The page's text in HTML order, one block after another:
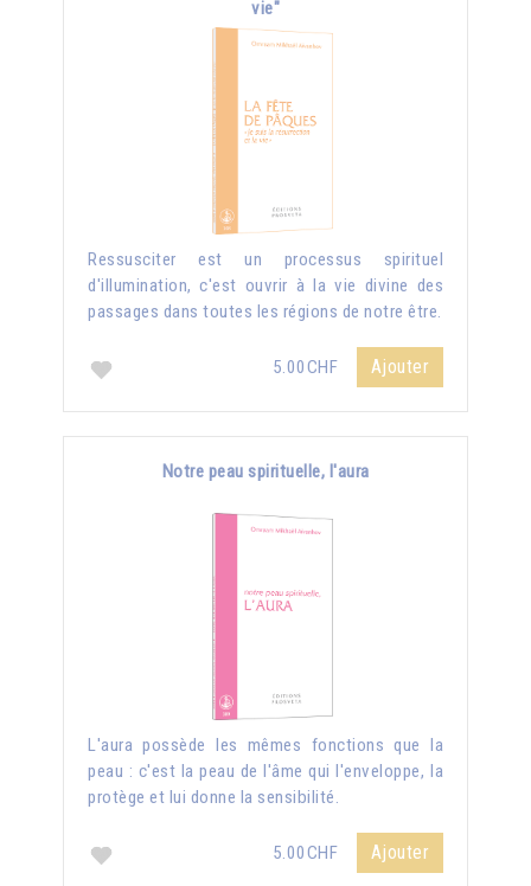
vie"
Ressusciter est un processus spirituel
d'illumination, c'est ouvrir à la vie divine des
passages dans toutes les régions de notre être.
5.00CHF Ajouter
Notre peau spirituelle, l'aura
L'aura possède les mêmes fonctions que la
peau : c'est la peau de l'âme qui l'enveloppe, la
protège et lui donne la sensibilité.
5.00CHF Ajouter